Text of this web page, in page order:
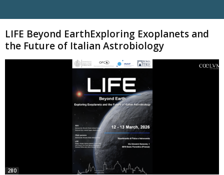
LIFE Beyond EarthExploring Exoplanets and
the Future of Italian Astrobiology
280